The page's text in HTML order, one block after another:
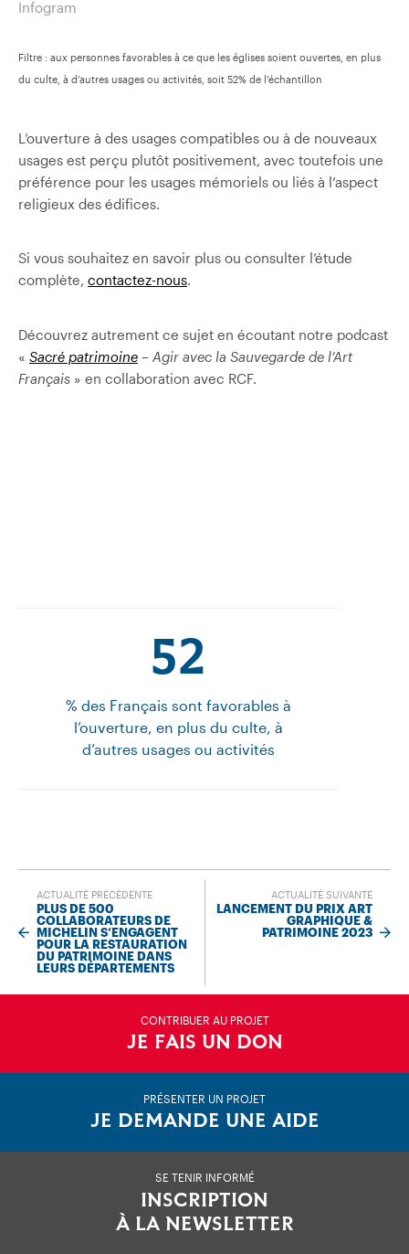
Infogram
Filtre : aux personnes favorables à ce que les églises soient ouvertes, en plus
du culte, à d’autres usages ou activités, soit 52% de l’échantillon
L’ouverture à des usages compatibles ou à de nouveaux
usages est perçu plutôt positivement, avec toutefois une
préférence pour les usages mémoriels ou liés à l’aspect
religieux des édifices.
Si vous souhaitez en savoir plus ou consulter l’étude
complète, contactez-nous.
Découvrez autrement ce sujet en écoutant notre podcast
« Sacré patrimoine – Agir avec la Sauvegarde de l’Art
Français » en collaboration avec RCF.
52
% des Français sont favorables à
l’ouverture, en plus du culte, à
d’autres usages ou activités
ACTUALITÉ PRÉCÉDENTE
PLUS DE 500
COLLABORATEURS DE
MICHELIN S’ENGAGENT
POUR LA RESTAURATION
DU PATRIMOINE DANS
LEURS DÉPARTEMENTS
ACTUALITÉ SUIVANTE
LANCEMENT DU PRIX ART
GRAPHIQUE &
PATRIMOINE 2023
CONTRIBUER AU PROJET
JE FAIS UN DON
PRÉSENTER UN PROJET
JE DEMANDE UNE AIDE
SE TENIR INFORMÉ
INSCRIPTION
À LA NEWSLETTER